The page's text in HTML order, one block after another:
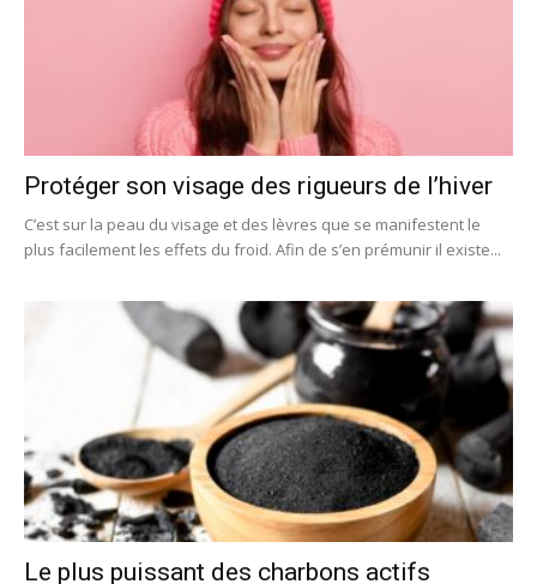
Protéger son visage des rigueurs de l’hiver
C’est sur la peau du visage et des lèvres que se manifestent le
plus facilement les effets du froid. Afin de s’en prémunir il existe...
Le plus puissant des charbons actifs